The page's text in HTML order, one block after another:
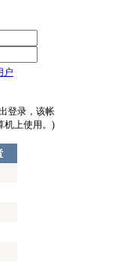
户
登录，该帐
机上使用。)